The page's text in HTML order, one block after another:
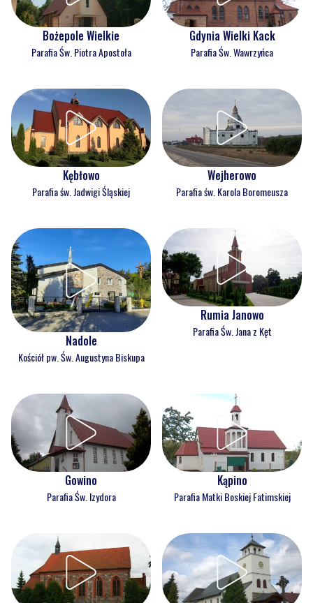
Bożepole Wielkie
Parafia Św. Piotra Apostoła
Gdynia Wielki Kack
Parafia Św. Wawrzyńca
Kębłowo
Parafia św. Jadwigi Śląskiej
Wejherowo
Parafia św. Karola Boromeusza
Nadole
Kościół pw. Św. Augustyna Biskupa
Parafia Św. Izydora
Kąpino
Parafia Matki Boskiej Fatimskiej